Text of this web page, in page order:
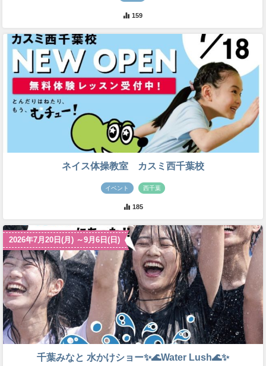
159
ネイス体操教室 カスミ西千葉校
イベント 西千葉
185
2026年7月20日(月) ～9月6日(日)
千葉みなと 水かけショー✨🌊Water Lush🌊✨